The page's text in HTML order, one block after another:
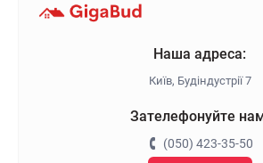
Наша адреса:
Київ, Будіндустрії 7
Зателефонуйте
(050) 423-35-50